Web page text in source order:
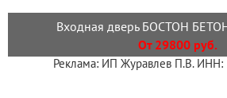
Входная дверь БОСТОН
От 29800 руб.
Реклама: ИП Журавлев П.В. ИНН: